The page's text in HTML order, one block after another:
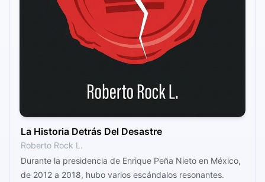
La Historia Detrás Del Desastre
Roberto Rock L.
Durante la presidencia de Enrique Peña Nieto en México,
de 2012 a 2018, hubo varios escándalos resonantes.